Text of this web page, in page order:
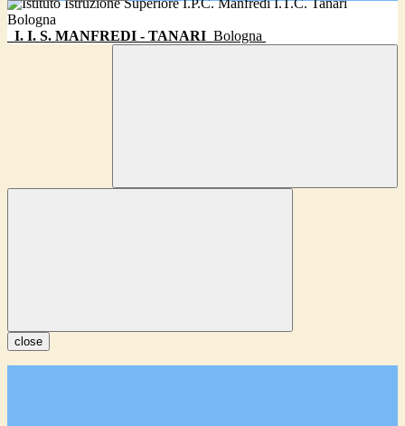
I. I. S. MANFREDI - TANARI Bologna
close